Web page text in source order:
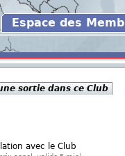
Espace des
sortie dans ce Club
avec le Club